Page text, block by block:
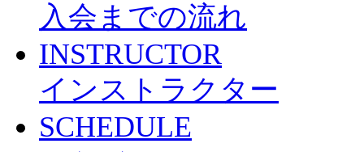
入会までの流れ
INSTRUCTOR
インストラクター
SCHEDULE